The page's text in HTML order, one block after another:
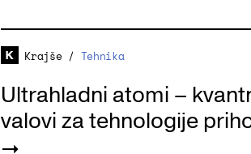
Krajše / Tehnika
Ultrahladni atomi –
valovi za tehnologije